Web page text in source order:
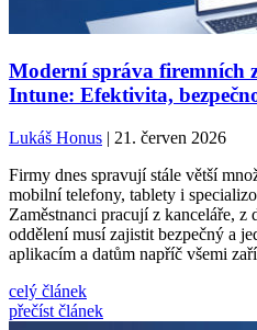
Moderní správa firemních
Intune: Efektivita,
Lukáš Honus| 21. červen 2026
Firmy dnes spravují stále větší
mobilní telefony, tablety i
Zaměstnanci pracují z kanceláře, z
oddělení musí zajistit bezpečný a
aplikacím a datům napříč všemi
celý článek
přečíst článek